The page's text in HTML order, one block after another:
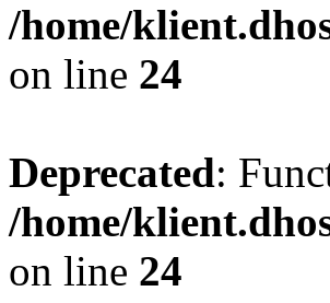
/home/
on line 24
Deprecated:
/home/
on line 24